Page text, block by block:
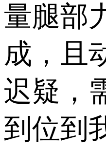
量腿部
成，且
迟疑，
到位到